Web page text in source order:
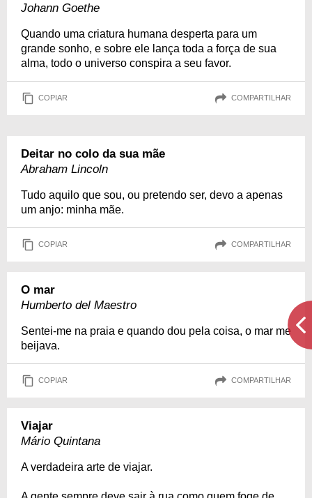
Johann Goethe
Quando uma criatura humana desperta para um
grande sonho, e sobre ele lança toda a força de sua
alma, todo o universo conspira a seu favor.
COPIAR COMPARTILHAR
Deitar no colo da sua mãe
Abraham Lincoln
Tudo aquilo que sou, ou pretendo ser, devo a apenas
um anjo: minha mãe.
COPIAR COMPARTILHAR
O mar
Humberto del Maestro
Sentei-me na praia e quando dou pela coisa, o mar me
beijava.
COPIAR COMPARTILHAR
Viajar
Mário Quintana
A verdadeira arte de viajar.